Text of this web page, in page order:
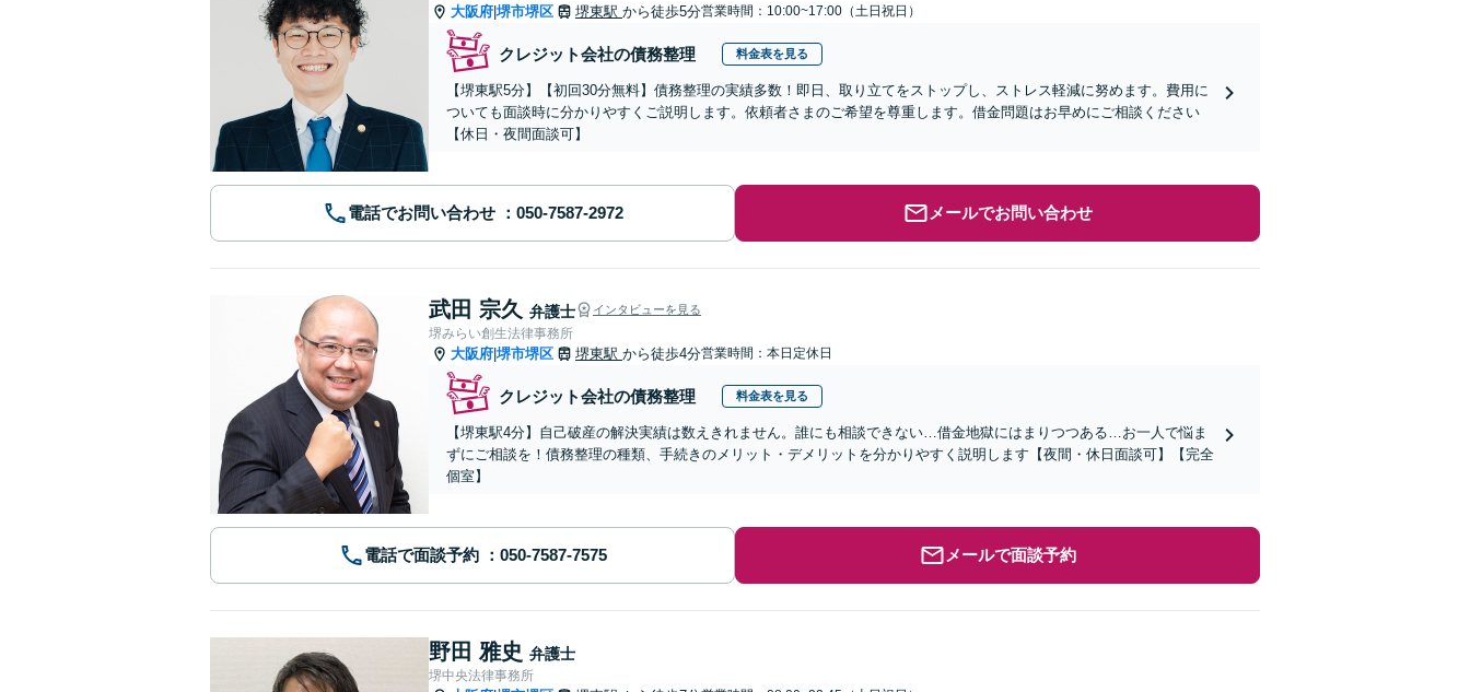
大阪府 堺市堺区 堺東駅 から徒歩5分営業時間：10:00~17:00（土日祝日）
クレジット会社の債務整理 料金表を見る
【堺東駅5分】【初回30分無料】債務整理の実績多数！即日、取り立てをストップし、ストレス軽減に努めます。費用に
ついても面談時に分かりやすくご説明します。依頼者さまのご希望を尊重します。借金問題はお早めにご相談ください
【休日・夜間面談可】
電話でお問い合わせ メールでお問い合わせ
武田 宗久 弁護士 インタビューを見る
堺みらい創生法律事務所
大阪府 堺市堺区 堺東駅 から徒歩4分営業時間：本日定休日
クレジット会社の債務整理 料金表を見る
【堺東駅4分】自己破産の解決実績は数えきれません。誰にも相談できない…借金地獄にはまりつつある…お一人で悩ま
ずにご相談を！債務整理の種類、手続きのメリット・デメリットを分かりやすく説明します【夜間・休日面談可】【完全
個室】
電話で面談予約 メールで面談予約
野田 雅史 弁護士
堺中央法律事務所